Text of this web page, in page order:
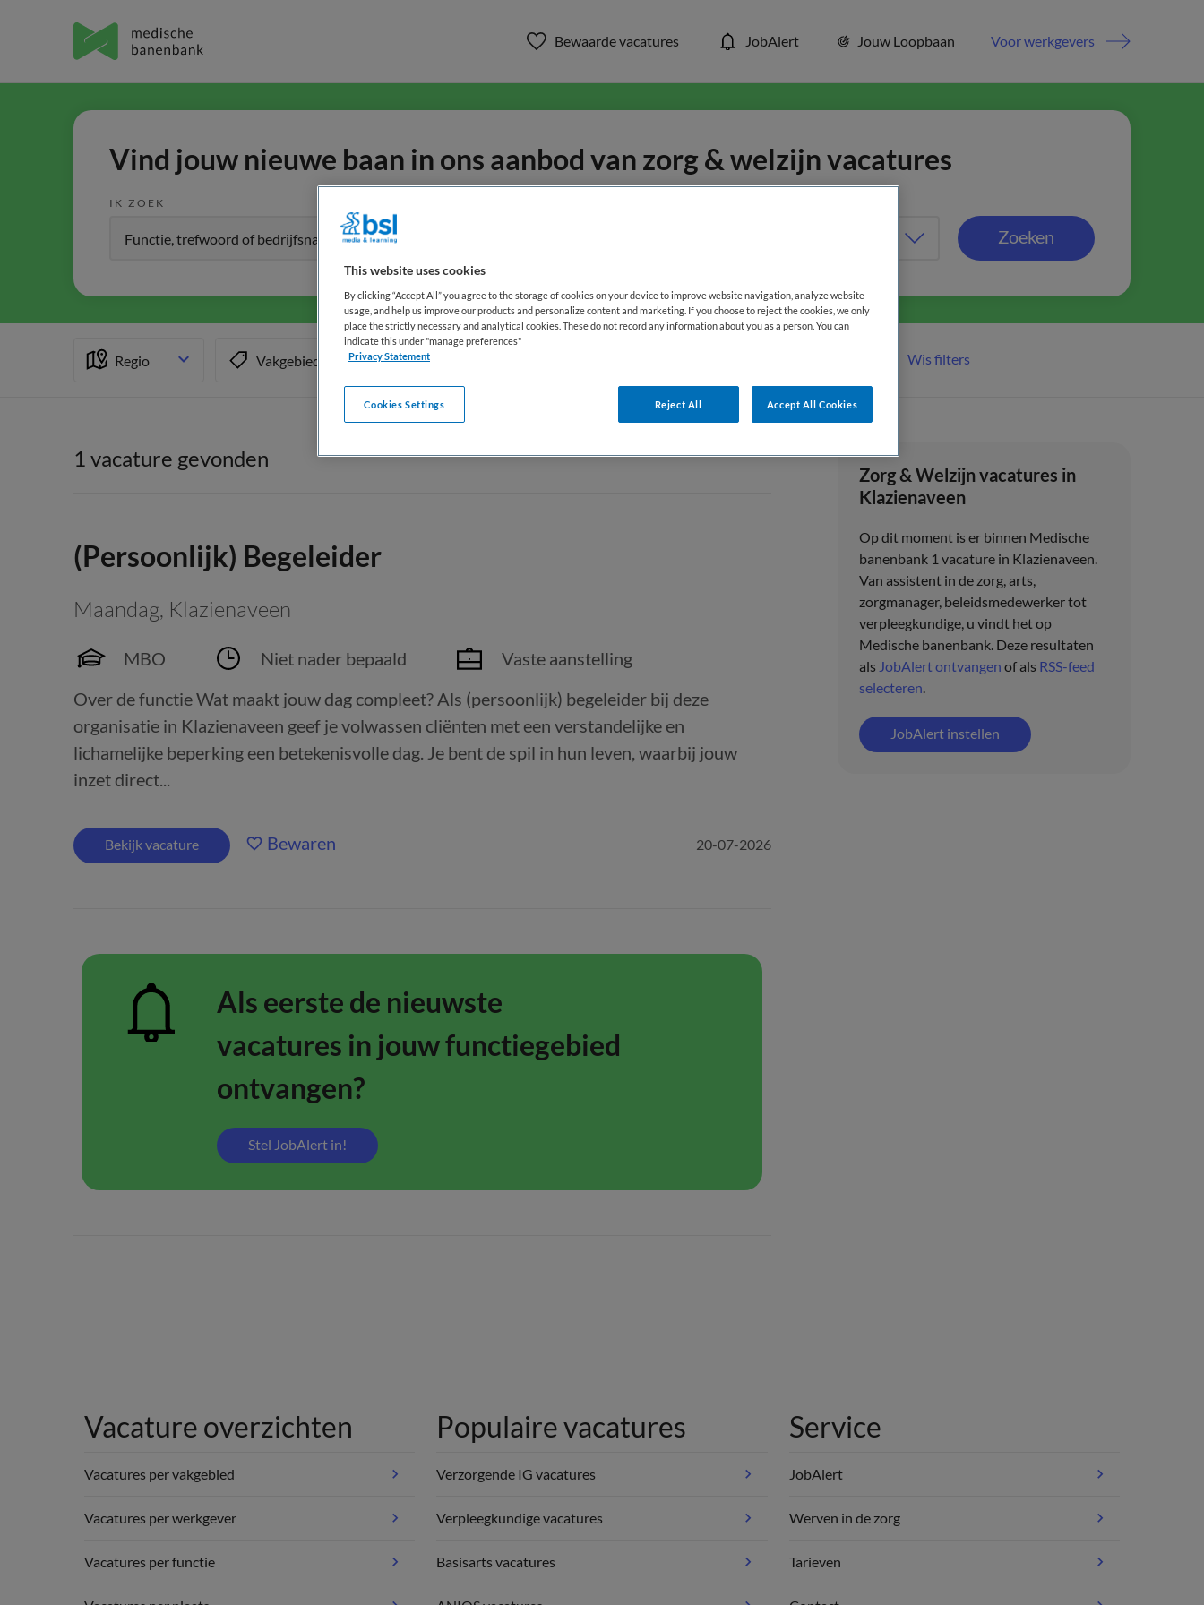
Bewaarde vacatures JobAlert Jouw Loopbaan Voor werkgevers
Vind jouw nieuwe baan in ons aanbod van zorg & welzijn vacatures
IK ZOEK
Zoeken
Regio Vakgebied Functiegebied Wis filters
Zorg & Welzijn vacatures in
Klazienaveen
Op dit moment is er binnen Medische
banenbank 1 vacature in Klazienaveen.
Van assistent in de zorg, arts,
zorgmanager, beleidsmedewerker tot
verpleegkundige, u vindt het op
Medische banenbank. Deze resultaten
als JobAlert ontvangen of als RSS-feed
selecteren.
JobAlert instellen
1 vacature gevonden
(Persoonlijk) Begeleider
Maandag, Klazienaveen
MBO Niet nader bepaald
Vaste aanstelling
Over de functie Wat maakt jouw dag compleet? Als (persoonlijk) begeleider bij deze
organisatie in Klazienaveen geef je volwassen cliënten met een verstandelijke en
lichamelijke beperking een betekenisvolle dag. Je bent de spil in hun leven, waarbij jouw
inzet direct...
Bekijk vacature Bewaren 20-07-2026
Als eerste de nieuwste
vacatures in jouw functiegebied
ontvangen?
Stel JobAlert in!
Vacature overzichten
Vacatures per vakgebied
Vacatures per werkgever
Vacatures per functie
Populaire vacatures
Verzorgende IG vacatures
Verpleegkundige vacatures
Basisarts vacatures
Service
JobAlert
Werven in de zorg
Tarieven
This website uses cookies
By clicking “Accept All” you agree to the storage of cookies on your device to improve website navigation, analyze website
usage, and help us improve our products and personalize content and marketing. If you choose to reject the cookies, we only
place the strictly necessary and analytical cookies. These do not record any information about you as a person. You can
indicate this under "manage preferences"
Privacy Statement
Reject All Accept All Cookies
Cookies Settings